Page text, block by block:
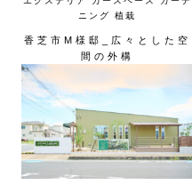
ニング
植栽
香芝市M様邸_広々とした空
間の外構